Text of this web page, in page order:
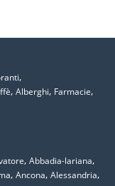
,
, Alberghi, Farmacie,
, Abbadia-lariana,
, Ancona, Alessandria,